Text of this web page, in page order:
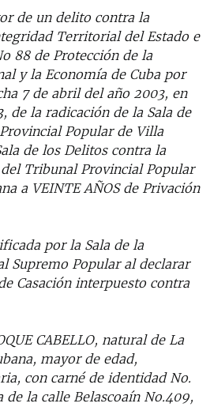
de un delito contra la
Territorial del Estado e
88 de Protección de la
y la Economía de Cuba por
7 de abril del año 2003, en
de la radicación de la Sala de
Popular de Villa
de los Delitos contra la
Tribunal Provincial Popular
a VEINTE AÑOS de Privación
por la Sala de la
Supremo Popular al declarar
Casación interpuesto contra
CABELLO, natural de La
mayor de edad,
con carné de identidad No.
de la calle Belascoaín No.409,